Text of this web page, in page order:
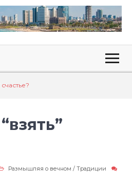
Размышляя о вечном / Традиции